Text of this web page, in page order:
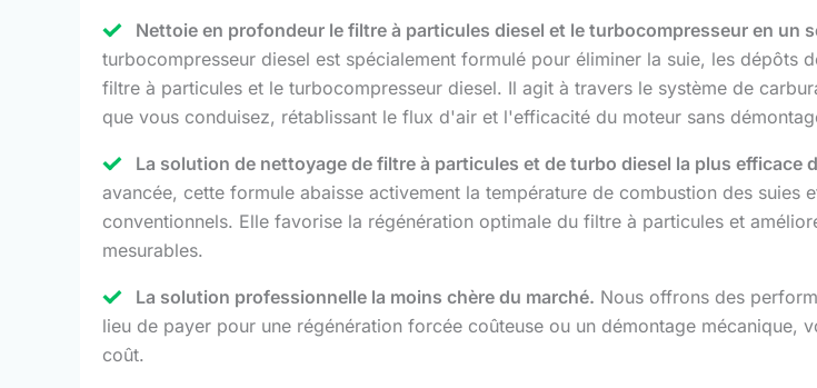
Nettoie en profondeur le filtre à particules diesel et le turbocompresseur en un
turbocompresseur diesel est spécialement formulé pour éliminer la suie, les dépôts
filtre à particules et le turbocompresseur diesel. Il agit à travers le système de
que vous conduisez, rétablissant le flux d'air et l'efficacité du moteur sans
La solution de nettoyage de filtre à particules et de turbo diesel la plus efficace
avancée, cette formule abaisse activement la température de combustion des
conventionnels. Elle favorise la régénération optimale du filtre à particules et
mesurables.
La solution professionnelle la moins chère du marché. Nous offrons des
lieu de payer pour une régénération forcée coûteuse ou un démontage
coût.